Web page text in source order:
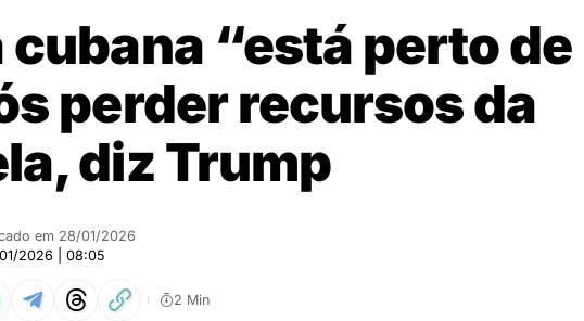
“está perto de
perder recursos da
diz Trump
2026 | 08:05
em 28/01/2026
2 Min